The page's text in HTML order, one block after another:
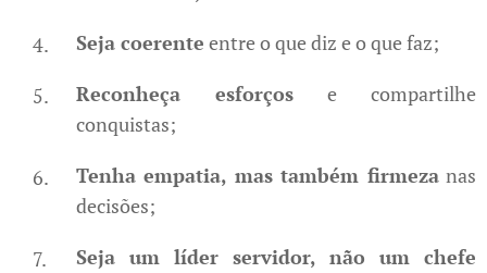
Seja coerente entre o que diz e o que faz;
Reconheça esforços e compartilhe
conquistas;
Tenha empatia, mas também firmezanas
decisões;
Seja um líder servidor, não um chefe